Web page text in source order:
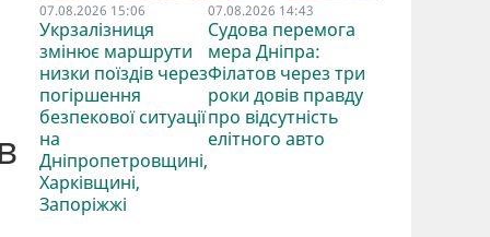
07.08.2026 15:06
Укрзалізниця
змінює маршрути
низки поїздів через
погіршення
безпекової ситуації
на
Дніпропетровщині,
Харківщині,
Запоріжжі
07.08.2026 14:43
Судова перемога
мера Дніпра:
Філатов через три
роки довів правду
про відсутність
елітного авто